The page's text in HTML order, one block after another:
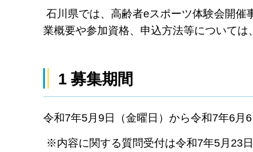
石川県では、高齢者eスポーツ体験会開
業概要や参加資格、申込方法等については
1 募集期間
令和7年5月9日（金曜日）から令和7年6月
※内容に関する質問受付は令和7年5月23